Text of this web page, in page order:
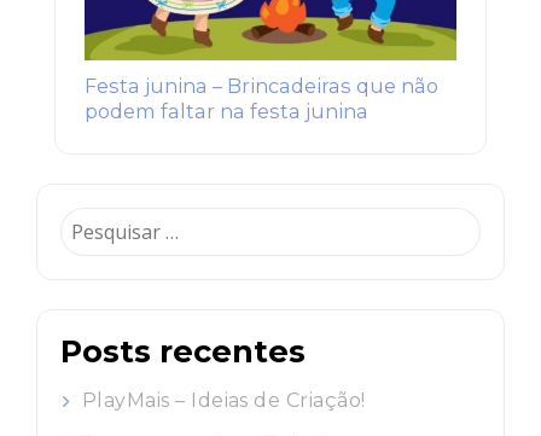
Festa junina – Brincadeiras que não
podem faltar na festa junina
Pesquisar
Posts recentes
PlayMais – Ideias de Criação!